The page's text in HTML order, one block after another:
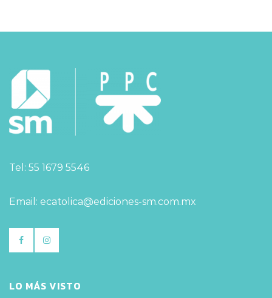
Tel: 55 1679 5546
Email: ecatolica@ediciones-sm.com.mx
LO MÁS VISTO